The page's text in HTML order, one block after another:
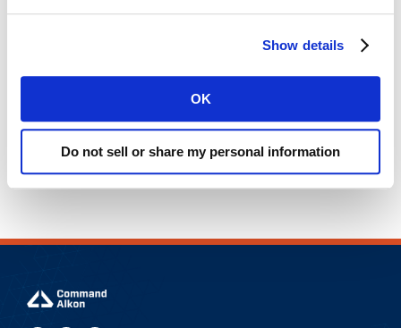
Show details
OK
Do not sell or share my personal information